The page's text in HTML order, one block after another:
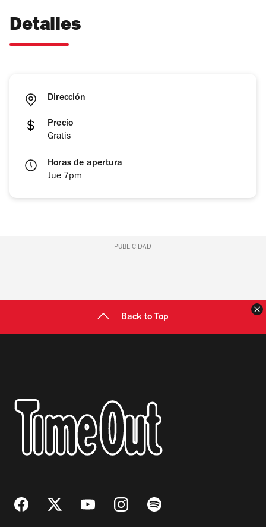
Detalles
Dirección
Precio
Gratis
Horas de apertura
Jue 7pm
PUBLICIDAD
Back to Top